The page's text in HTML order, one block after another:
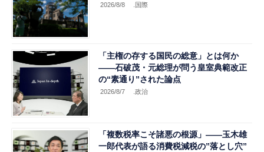
2026/8/8 .国際
「主権の存する国民の総意」とは何か
――石破茂・元総理が問う皇室典範改正
の“素通り”された論点
2026/8/7 .政治
「複数税率こそ諸悪の根源」――玉木雄
一郎代表が語る消費税減税の”落とし穴”